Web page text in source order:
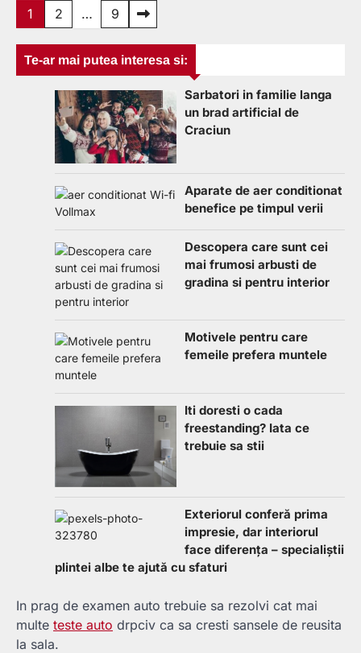
Paginație
1 2 … 9
Te-ar mai putea interesa si:
Sarbatori in familie langa
un brad artificial de
Craciun
Aparate de aer conditionat
benefice pe timpul verii
Descopera care sunt cei
mai frumosi arbusti de
gradina si pentru interior
Motivele pentru care
femeile prefera muntele
Iti doresti o cada
freestanding? Iata ce
trebuie sa stii
Exteriorul conferă prima
impresie, dar interiorul
face diferența – specialiștii
plintei albe te ajută cu sfaturi
In prag de examen auto trebuie sa rezolvi cat mai
multe teste auto drpciv ca sa cresti sansele de reusita
la sala.